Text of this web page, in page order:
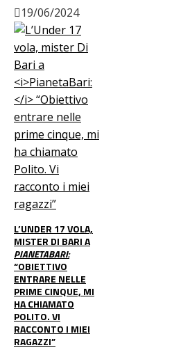
19/06/2024
L’UNDER 17 VOLA,
MISTER DI BARI A
PIANETABARI:
“OBIETTIVO
ENTRARE NELLE
PRIME CINQUE, MI
HA CHIAMATO
POLITO. VI
RACCONTO I MIEI
RAGAZZI”